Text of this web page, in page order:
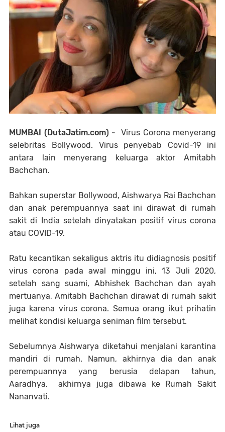
MUMBAI (DutaJatim.com) - Virus Corona menyerang
selebritas Bollywood. Virus penyebab Covid-19 ini
antara lain menyerang keluarga aktor Amitabh
Bachchan.
Bahkan superstar Bollywood, Aishwarya Rai Bachchan
dan anak perempuannya saat ini dirawat di rumah
sakit di India setelah dinyatakan positif virus corona
atau COVID-19.
Ratu kecantikan sekaligus aktris itu didiagnosis positif
virus corona pada awal minggu ini, 13 Juli 2020,
setelah sang suami, Abhishek Bachchan dan ayah
mertuanya, Amitabh Bachchan dirawat di rumah sakit
juga karena virus corona. Semua orang ikut prihatin
melihat kondisi keluarga seniman film tersebut.
Sebelumnya Aishwarya diketahui menjalani karantina
mandiri di rumah. Namun, akhirnya dia dan anak
perempuannya yang berusia delapan tahun,
Aaradhya, akhirnya juga dibawa ke Rumah Sakit
Nananvati.
Lihat juga